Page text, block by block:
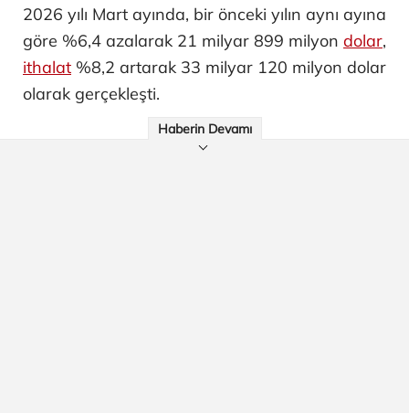
2026 yılı Mart ayında, bir önceki yılın aynı ayına
göre %6,4 azalarak 21 milyar 899 milyon dolar,
ithalat %8,2 artarak 33 milyar 120 milyon dolar
olarak gerçekleşti.
Haberin Devamı